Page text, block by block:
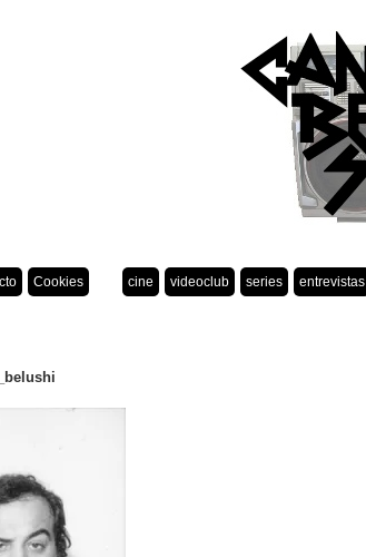
Cookies cine videoclub series entrevistas